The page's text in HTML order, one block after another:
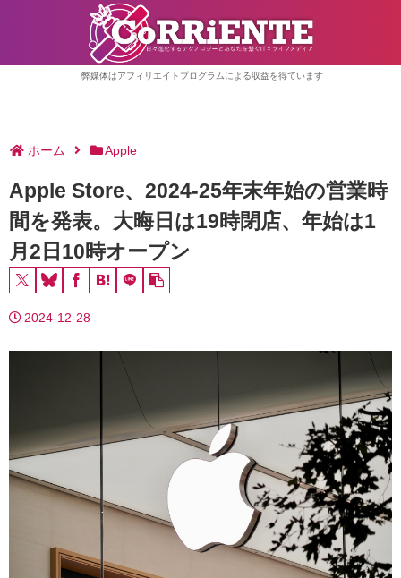
弊媒体はアフィリエイトプログラムによる収益を得ています
ホーム Apple
Apple Store、2024-25年末年始の営業時
間を発表。大晦日は19時閉店、年始は1
月2日10時オープン
2024-12-28